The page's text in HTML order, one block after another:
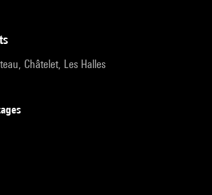
Châtelet, Les Halles